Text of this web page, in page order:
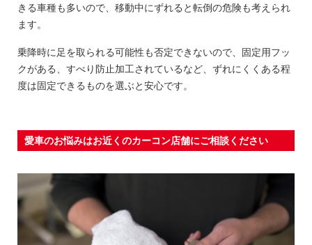
きる車種も多いので、移動中にずれると転倒の危険も考えられ
ます。
乗降時に足を取られる可能性も否定できないので、固定用フッ
クがある、すべり防止加工されているなど、ずれにくくある程
度は固定できるものを選ぶと安心です。
愛車のお悩みはお近くのカーコン店舗にご相談ください